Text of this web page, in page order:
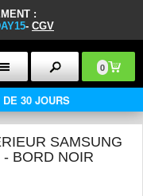
:
- CGV
0
30 JOURS
SAMSUNG
BORD NOIR